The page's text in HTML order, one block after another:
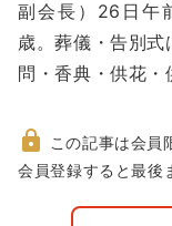
動副会長）26日午
歳。葬儀・告別
問・香典・供花
非
この記事は会員
会員登録すると最後